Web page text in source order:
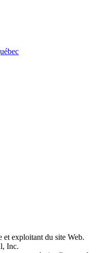
et exploitant du site Web.
Inc.